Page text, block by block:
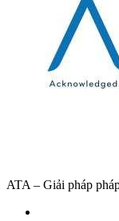
ATA – Giải pháp